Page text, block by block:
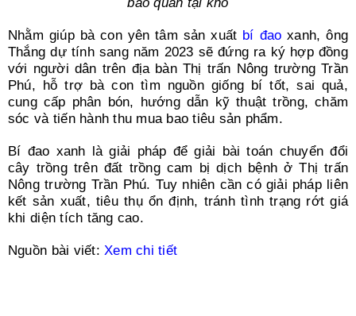
Nhằm giúp bà con yên tâm sản xuất bí đao xanh, ông
Thắng dự tính sang năm 2023 sẽ đứng ra ký hợp đồng
với người dân trên địa bàn Thị trấn Nông trường Trần
Phú, hỗ trợ bà con tìm nguồn giống bí tốt, sai quả,
cung cấp phân bón, hướng dẫn kỹ thuật trồng, chăm
sóc và tiến hành thu mua bao tiêu sản phẩm.
Bí đao xanh là giải pháp để giải bài toán chuyển đổi
cây trồng trên đất trồng cam bị dịch bệnh ở Thị trấn
Nông trường Trần Phú. Tuy nhiên cần có giải pháp liên
kết sản xuất, tiêu thụ ổn định, tránh tình trạng rớt giá
khi diện tích tăng cao.
Nguồn bài viết:Xem chi tiết